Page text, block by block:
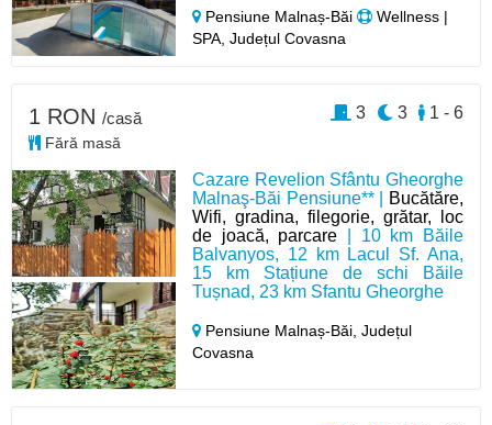
Pensiune Malnaș-Băi
Wellness |
SPA, Județul Covasna
Cazare Revelion Sfântu Gheorghe
Malnaş-Băi Pensiune** |
Bucătăre,
Wifi, gradina, filegorie, grătar, loc
de joacă, parcare | 10 km Băile
Balvanyos, 12 km Lacul Sf. Ana,
15 km Stațiune de schi Băile
Tușnad, 23 km Sfantu Gheorghe
Pensiune Malnaș-Băi,Județul
Covasna
1 RON /casă
Fără masă
1 - 6
3
3